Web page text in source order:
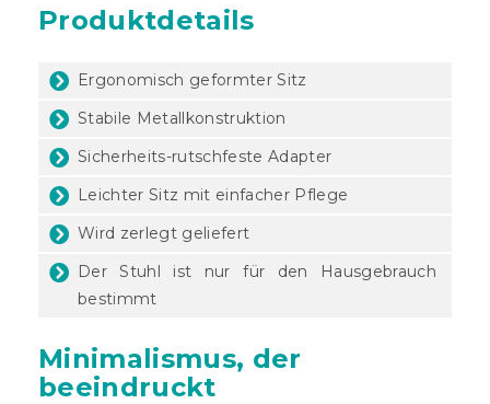
Produktdetails
Ergonomisch geformter Sitz
Stabile Metallkonstruktion
Sicherheits-rutschfeste Adapter
Leichter Sitz mit einfacher Pflege
Wird zerlegt geliefert
Der Stuhl ist nur für den Hausgebrauch
bestimmt
Minimalismus, der
beeindruckt